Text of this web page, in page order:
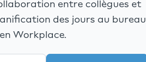
entre collègues et
des jours au bureau
Workplace.